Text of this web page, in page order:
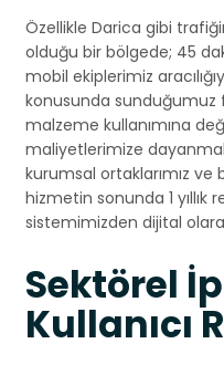
Özellikle Darica gibi
olduğu bir bölgede; 45
mobil ekiplerimiz
konusunda sunduğumuz
malzeme kullanımına
maliyetlerimize
kurumsal ortaklarımız ve
hizmetin sonunda 1 yıllık
sistemimizden dijital
Sektörel
Kullanıcı